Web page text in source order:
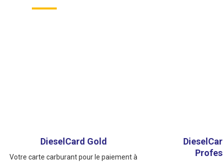
DieselCard Gold
Votre carte carburant pour le paiement à